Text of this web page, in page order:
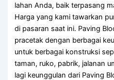
lahan Anda, baik terpasang
Harga yang kami tawarkan
di pasaran saat ini. Paving
pracetak dengan berbagai
untuk berbagai konstruksi
taman, ruko, pabrik, jalanan
lagi keunggulan dari Paving